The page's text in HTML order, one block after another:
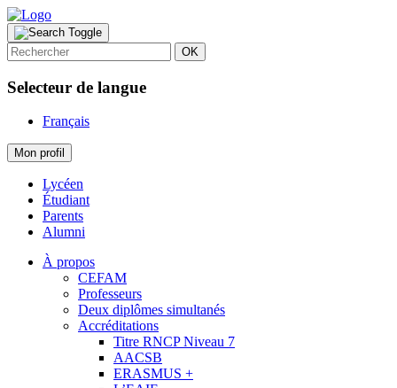
OK
Selecteur de langue
Français
Mon profil
Lycéen
Étudiant
Parents
Alumni
À propos
CEFAM
Professeurs
Deux diplômes simultanés
Accréditations
Titre RNCP Niveau 7
AACSB
ERASMUS +